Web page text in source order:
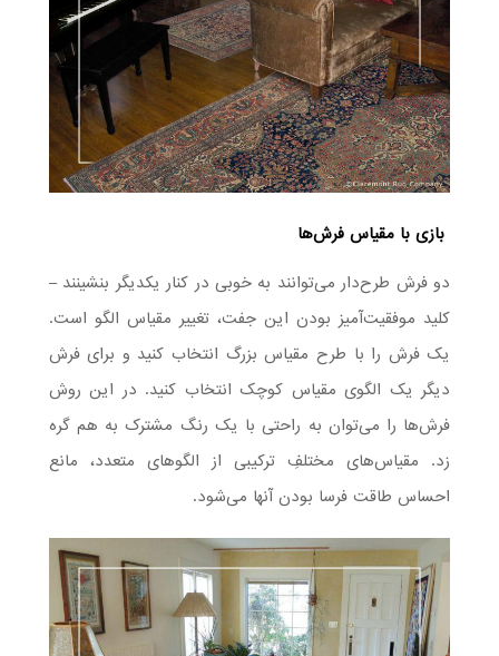
بازی با مقیاس فرش‌ها
دو فرش طرح‌دار می‌توانند به خوبی در کنار یکدیگر بنشینند –
کلید موفقیت‌آمیز بودن این جفت، تغییر مقیاس الگو است.
یک فرش را با طرح مقیاس بزرگ انتخاب کنید و برای فرش
دیگر یک الگوی مقیاس کوچک انتخاب کنید. در این روش
فرش‌ها را می‌توان به راحتی با یک رنگ مشترک به هم گره
زد. مقیاس‌های مختلفِ ترکیبی از الگوهای متعدد، مانع
احساس طاقت فرسا بودن آنها می‌شود.